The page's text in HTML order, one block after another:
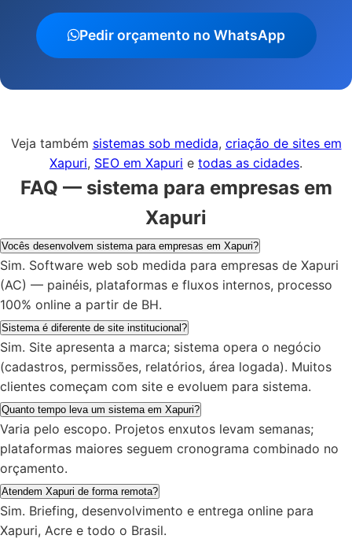
Pedir orçamento no WhatsApp
Veja também sistemas sob medida, criação de sites em
Xapuri, SEO em Xapuri e todas as cidades.
FAQ — sistema para empresas em
Xapuri
Vocês desenvolvem sistema para empresas em Xapuri?
Sim. Software web sob medida para empresas de Xapuri
(AC) — painéis, plataformas e fluxos internos, processo
100% online a partir de BH.
Sistema é diferente de site institucional?
Sim. Site apresenta a marca; sistema opera o negócio
(cadastros, permissões, relatórios, área logada). Muitos
clientes começam com site e evoluem para sistema.
Quanto tempo leva um sistema em Xapuri?
Varia pelo escopo. Projetos enxutos levam semanas;
plataformas maiores seguem cronograma combinado no
orçamento.
Atendem Xapuri de forma remota?
Sim. Briefing, desenvolvimento e entrega online para
Xapuri, Acre e todo o Brasil.